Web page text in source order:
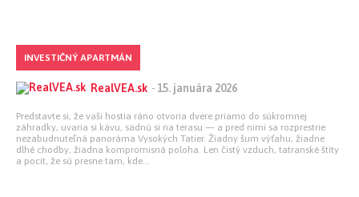
INVESTIČNÝ APARTMÁN
RealVEA.sk - 15. januára 2026
Predstavte si, že vaši hostia ráno otvoria dvere priamo do súkromnej
záhradky, uvaria si kávu, sadnú si na terasu — a pred nimi sa rozprestrie
nezabudnuteľná panoráma Vysokých Tatier. Žiadny šum výťahu, žiadne
dlhé chodby, žiadna kompromisná poloha. Len čistý vzduch, tatranské štíty
a pocit, že sú presne tam, kde...